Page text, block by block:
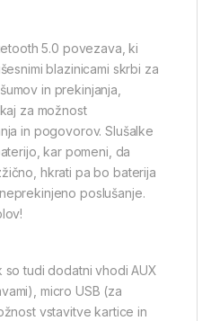
5.0 povezava, ki
blazinicami skrbi za
in prekinjanja,
za možnost
in pogovorov. Slušalke
kar pomeni, da
hkrati pa bo baterija
poslušanje.
tudi dodatni vhodi AUX
micro USB (za
vstavitve kartice in